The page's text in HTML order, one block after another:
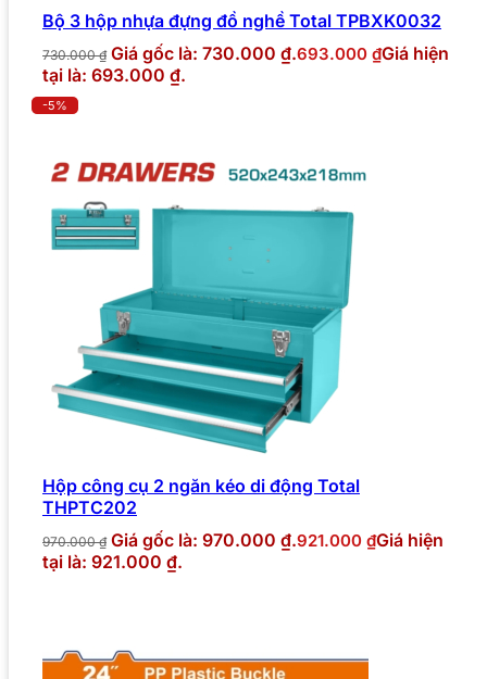
Bộ 3 hộp nhựa đựng đồ nghề Total TPBXK0032
730.000₫ Giá gốc là: 730.000 ₫.693.000 ₫Giá hiện
tại là: 693.000 ₫.
-5%
Hộp công cụ 2 ngăn kéo di động Total
THPTC202
970.000₫ Giá gốc là: 970.000 ₫.921.000 ₫Giá hiện
tại là: 921.000 ₫.